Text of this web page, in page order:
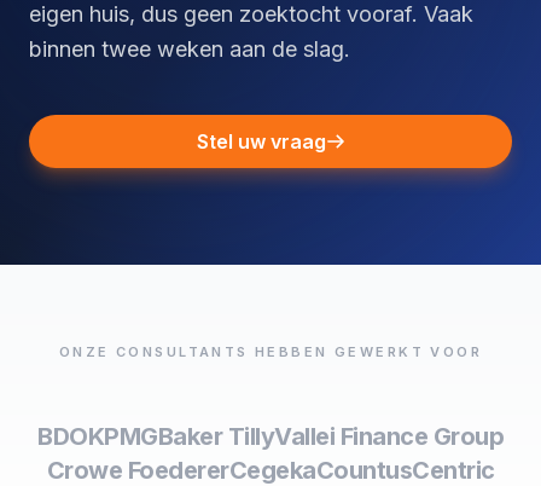
eigen huis, dus geen zoektocht vooraf. Vaak
binnen twee weken aan de slag.
Stel uw vraag
ONZE CONSULTANTS HEBBEN GEWERKT VOOR
BDOKPMGBaker TillyVallei Finance Group
Crowe FoedererCegekaCountusCentric